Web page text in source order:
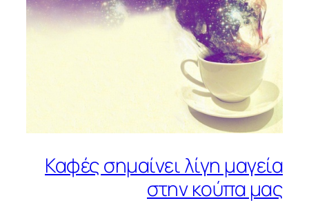
Καφές σημαίνει λίγη μαγεία
στην κούπα μας